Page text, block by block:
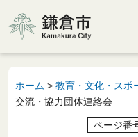
鎌倉市
ホーム > 教育・文化・スポ
交流・協力団体連絡会
ページ番